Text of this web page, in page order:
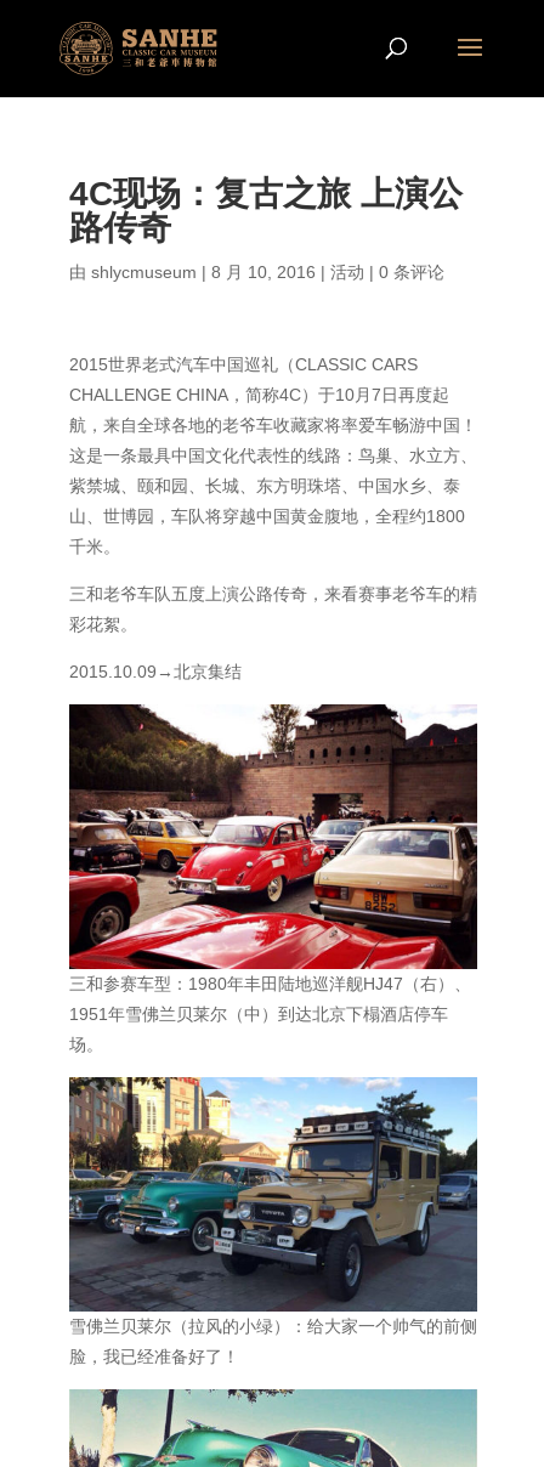
4C现场：复古之旅 上演公
路传奇
由 shlycmuseum | 8 月 10, 2016 | 活动 | 0 条评论
2015世界老式汽车中国巡礼（CLASSIC CARS
CHALLENGE CHINA，简称4C）于10月7日再度起
航，来自全球各地的老爷车收藏家将率爱车畅游中国！
这是一条最具中国文化代表性的线路：鸟巢、水立方、
紫禁城、颐和园、长城、东方明珠塔、中国水乡、泰
山、世博园，车队将穿越中国黄金腹地，全程约1800
千米。
三和老爷车队五度上演公路传奇，来看赛事老爷车的精
彩花絮。
2015.10.09→北京集结
三和参赛车型：1980年丰田陆地巡洋舰HJ47（右）、
1951年雪佛兰贝莱尔（中）到达北京下榻酒店停车
场。
雪佛兰贝莱尔（拉风的小绿）：给大家一个帅气的前侧
脸，我已经准备好了！